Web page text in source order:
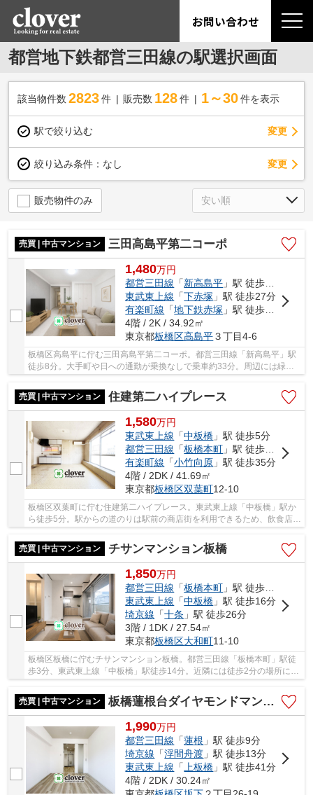
お問い合わせ
都営地下鉄都営三田線の駅選択画面
該当物件数 2823件 販売数 128 件 1～30 件を表示
駅で絞り込む 変更
絞り込み条件： なし 変更
販売物件のみ
売買 | 中古マンション 三田高島平第二コーポ
1,480万円
都営三田線 「新高島平 」駅 徒歩8分
東武東上線 「下赤塚 」駅 徒歩27分
有楽町線 「地下鉄赤塚 」駅 徒歩28分
4階 / 2K / 34.92㎡
東京都板橋区高島平３丁目4-6
板橋区高島平に佇む三田高島平第二コーポ。都営三田線「新高島平」駅
徒歩8分。大手町や日への通勤が乗換なしで乗車約33分。周辺には緑が
多く、ゆったりとした街並みが広がっています。...
売買 | 中古マンション
住建第二ハイプレース
1,580万円
東武東上線 「中板橋 」駅 徒歩5分
都営三田線 「板橋本町 」駅 徒歩15分
有楽町線 「小竹向原 」駅 徒歩35分
4階 / 2DK / 41.69㎡
東京都板橋区双葉町12-10
板橋区双葉町に佇む住建第二ハイプレース。東武東上線「中板橋」駅か
ら徒歩5分。駅からの道のりは駅前の商店街を利用できるため、飲食店や
個人商店、スーパーマーケットなど利便性の高...
売買 | 中古マンション
チサンマンション板橋
1,850万円
都営三田線 「板橋本町 」駅 徒歩3分
東武東上線 「中板橋 」駅 徒歩16分
埼京線 「十条 」駅 徒歩26分
3階 / 1DK / 27.54㎡
東京都板橋区大和町11-10
板橋区板橋に佇むチサンマンション板橋。都営三田線「板橋本町」駅徒
歩3分、東武東上線「中板橋」駅徒歩14分。近隣には徒歩2分の場所にス
売買 | 中古マンション
板橋蓮根台ダイヤモンドマンション
1,990万円
都営三田線 「蓮根 」駅 徒歩9分
埼京線 「浮間舟渡 」駅 徒歩13分
東武東上線 「 上板橋 」駅 徒歩41分
4階 / 2DK / 30.24㎡